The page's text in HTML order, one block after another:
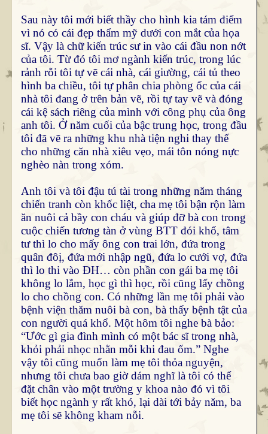
Sau này tôi mới biết thầy cho hình kia tám điểm
vì nó có cái đẹp thẩm mỹ dưới con mắt của họa
sĩ. Vậy là chữ kiến trúc sư in vào cái đầu non nớt
của tôi. Từ đó tôi mơ ngành kiến trúc, trong lúc
rảnh rỗi tôi tự vẽ cái nhà, cái giường, cái tủ theo
hình ba chiều, tôi tự phân chia phòng ốc của cái
nhà tôi đang ở trên bản vẽ, rồi tự tay vẽ và đóng
cái kệ sách riêng của mình với công phụ của ông
anh tôi. Ở năm cuối của bậc trung học, trong đầu
tôi đã vẽ ra những khu nhà tiện nghi thay thế
cho những căn nhà xiêu vẹo, mái tôn nóng nực
nghèo nàn trong xóm.
Anh tôi và tôi đậu tú tài trong những năm tháng
chiến tranh còn khốc liệt, cha mẹ tôi bận rộn làm
ăn nuôi cả bầy con cháu và giúp đỡ bà con trong
cuộc chiến tương tàn ở vùng BTT đói khổ, tâm
tư thì lo cho mấy ông con trai lớn, đứa trong
quân đôị, đứa mới nhập ngũ, đứa lo cưới vợ, đứa
thì lo thi vào ĐH… còn phần con gái ba mẹ tôi
không lo lắm, học gì thì học, rồi cũng lấy chồng
lo cho chồng con. Có những lần mẹ tôi phải vào
bệnh viện thăm nuôi bà con, bà thấy bệnh tật của
con người quá khổ. Một hôm tôi nghe bà bảo:
“Ước gì gia đình mình có một bác sĩ trong nhà,
khỏi phải nhọc nhằn mỗi khi đau ốm.” Nghe
vậy tôi cũng muốn làm mẹ tôi thỏa nguyện,
nhưng tôi chưa bao giờ dám nghĩ là tôi có thể
đặt chân vào một trường y khoa nào đó vì tôi
biết học ngành y rất khó, lại dài tới bảy năm, ba
mẹ tôi sẽ không kham nỗi.